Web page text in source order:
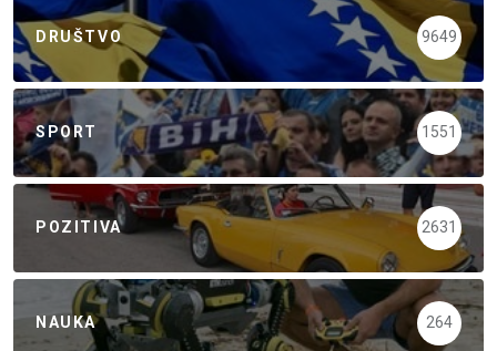
DRUŠTVO 9649
SPORT 1551
POZITIVA 2631
NAUKA 264